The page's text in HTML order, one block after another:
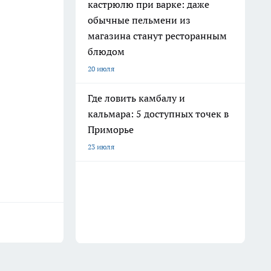
кастрюлю при варке: даже
обычные пельмени из
магазина станут ресторанным
блюдом
20 июля
Где ловить камбалу и
кальмара: 5 доступных точек в
Приморье
23 июля